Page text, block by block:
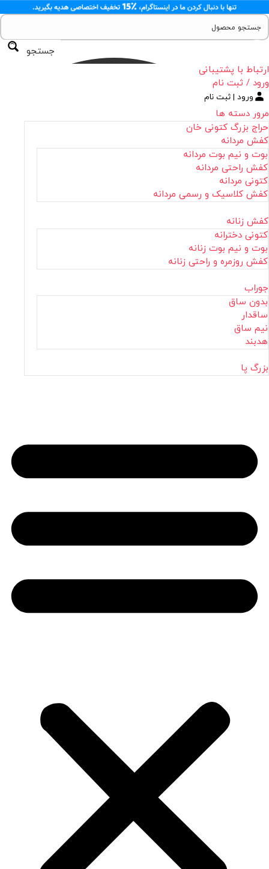
جستجو
ارتباط با پشتیبانی
ورود / ثبت نام
ورود | ثبت نام
مرور دسته ها
حراج بزرگ کتونی خان
کفش مردانه
بوت و نیم بوت مردانه
کفش راحتی مردانه
کتونی مردانه
کفش کلاسیک و رسمی مردانه
کفش زنانه
کتونی دخترانه
بوت و نیم بوت زنانه
کفش روزمره و راحتی زنانه
جوراب
بدون ساق
ساقدار
نیم ساق
هدبند
بزرگ پا